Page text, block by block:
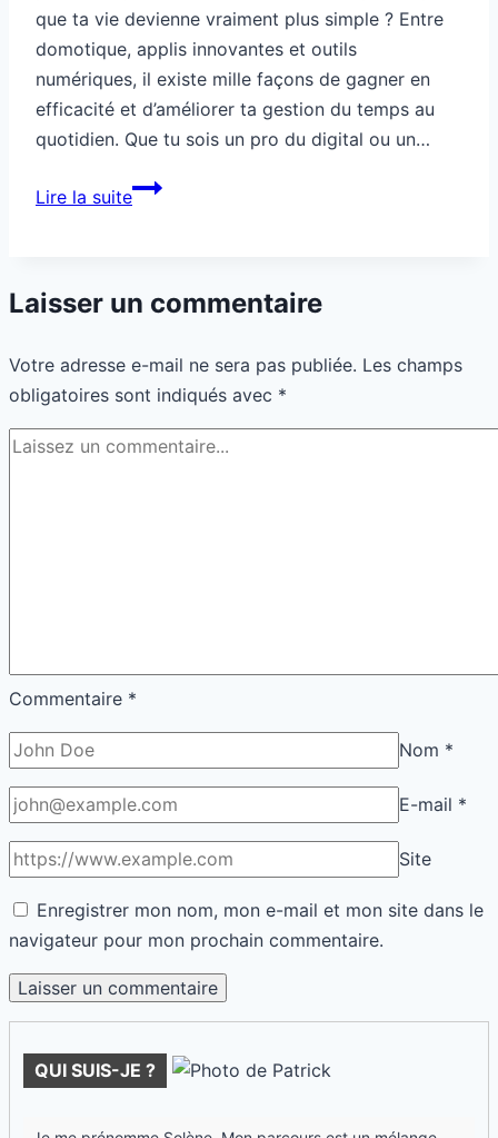
que ta vie devienne vraiment plus simple ? Entre
domotique, applis innovantes et outils
numériques, il existe mille façons de gagner en
efficacité et d’améliorer ta gestion du temps au
quotidien. Que tu sois un pro du digital ou un…
Lire la suiteComment
pour
ta
vie
Laisser un commentaire
Votre adresse e-mail ne sera pas publiée. Les champs
obligatoires sont indiqués avec *
Commentaire *
Nom *
E-mail *
Site
Enregistrer mon nom, mon e-mail et mon site dans le
navigateur pour mon prochain commentaire.
QUI SUIS-JE ?